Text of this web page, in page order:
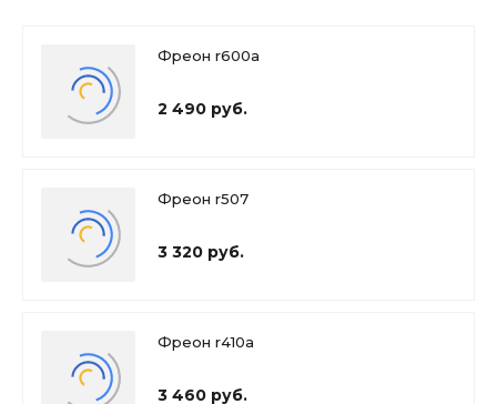
Фреон r600a
2 490 руб.
Фреон r507
3 320 руб.
Фреон r410a
3 460 руб.